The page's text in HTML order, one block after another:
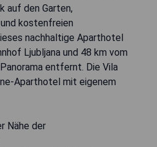
auf den Garten,
kostenfreien
nachhaltige Aparthotel
Ljubljana und 48 km vom
entfernt. Die Vila
Aparthotel mit eigenem
Nähe der